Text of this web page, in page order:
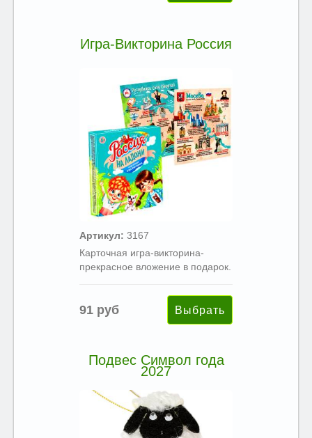
Игра-Викторина Россия
Артикул: 3167
Карточная игра-викторина-
прекрасное вложение в подарок.
91 руб
Подвес Символ года
2027